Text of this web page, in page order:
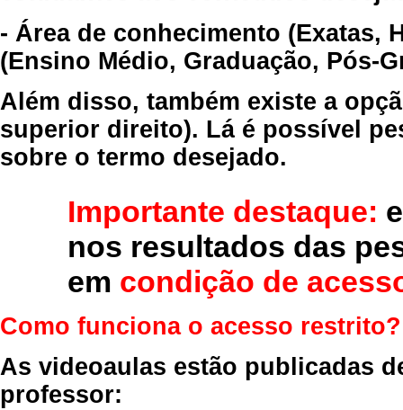
- Área de conhecimento (Exatas,
(Ensino Médio, Graduação, Pós-
Além disso, também existe a
superior direito). Lá é possível
sobre o termo desejado.
Importante destaque:
nos resultados das
em condição de
Como funciona o acesso restrito?
As videoaulas estão publicadas
professor: